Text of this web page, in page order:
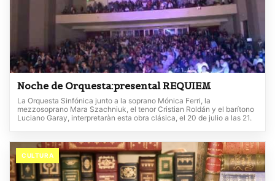
Noche de Orquesta:presental REQUIEM
La Orquesta Sinfónica junto a la soprano Mónica Ferri, la
mezzosoprano Mara Szachniuk, el tenor Cristian Roldán y el barítono
Luciano Garay, interpretaràn esta obra clásica, el 20 de julio a las 21.
CULTURA